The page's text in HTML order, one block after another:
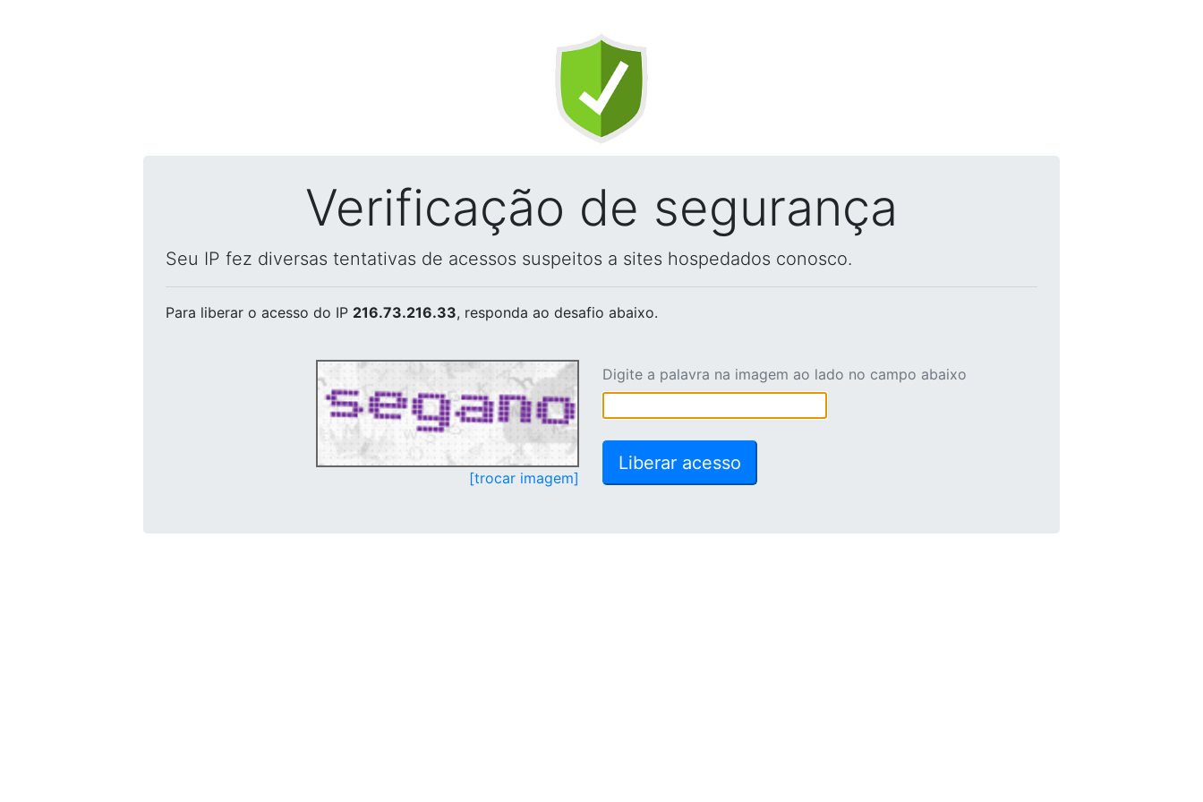
Verificação de segurança
Seu IP fez diversas tentativas de acessos suspeitos a sites hospedados conosco.
Para liberar o acesso do IP 216.73.216.33, responda ao desafio abaixo.
[trocar imagem]
Digite a palavra na imagem ao lado no campo abaixo